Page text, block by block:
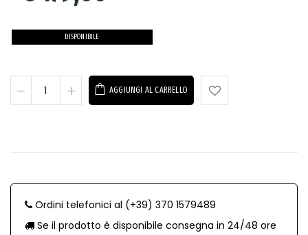
DISPONIBILE
AGGIUNGI AL CARRELLO
Ordini telefonici al (+39) 370 1579489
Se il prodotto è disponibile consegna in 24/48 ore